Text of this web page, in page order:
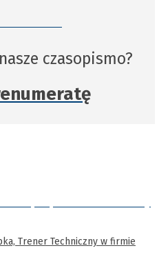
czasopismo?
Trener Techniczny w firmie